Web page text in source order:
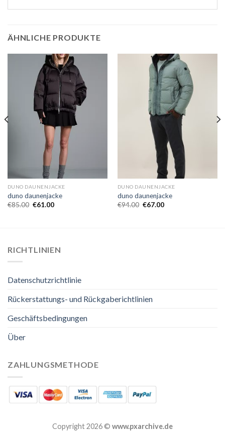
ÄHNLICHE PRODUKTE
DUNO DAUNENJACKE
duno daunenjacke
€85.00 €61.00
DUNO DAUNENJACKE
duno daunenjacke
€94.00 €67.00
RICHTLINIEN
Datenschutzrichtlinie
Rückerstattungs- und Rückgaberichtlinien
Geschäftsbedingungen
Über
ZAHLUNGSMETHODE
Copyright 2026 © www.pxarchive.de